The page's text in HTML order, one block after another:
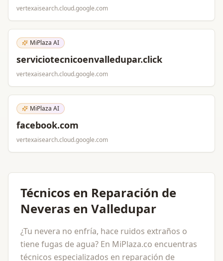
vertexaisearch.cloud.google.com
MiPlaza AI
serviciotecnicoenvalledupar.click
vertexaisearch.cloud.google.com
MiPlaza AI
facebook.com
vertexaisearch.cloud.google.com
Técnicos en Reparación de
Neveras en Valledupar
¿Tu nevera no enfría, hace ruidos extraños o
tiene fugas de agua? En MiPlaza.co encuentras
técnicos especializados en reparación de